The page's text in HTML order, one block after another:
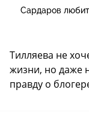
Сардаров
Тилляева не
жизни, но даже
правду о